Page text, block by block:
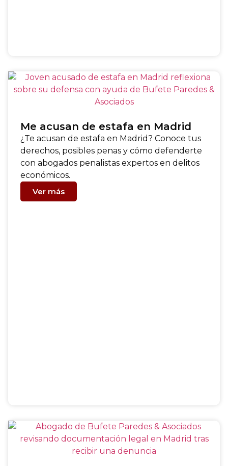
Me acusan de estafa en Madrid
¿Te acusan de estafa en Madrid? Conoce tus
derechos, posibles penas y cómo defenderte
con abogados penalistas expertos en delitos
económicos.
Ver más